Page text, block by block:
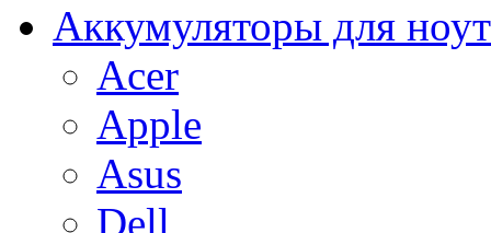
Аккумуляторы для
Acer
Apple
Asus
Dell